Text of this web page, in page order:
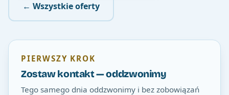
← Wszystkie oferty
PIERWSZY KROK
Zostaw kontakt — oddzwonimy
Tego samego dnia oddzwonimy i bez zobowiązań